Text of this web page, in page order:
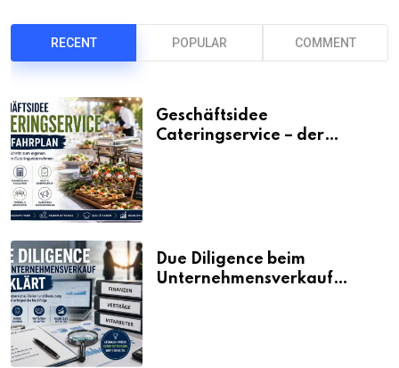
RECENT POPULAR COMMENT
Geschäftsidee
Cateringservice – der
Due Diligence beim
Unternehmensverkauf